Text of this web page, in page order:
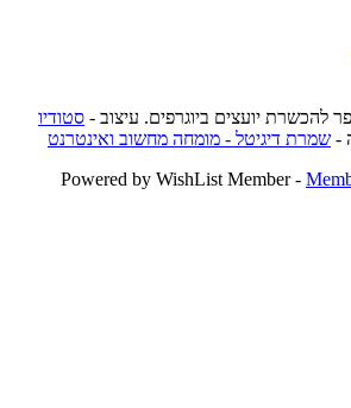
סטודיו
- שמרת דיגיטל - מומחה מחשוב ואינטרנט
Powered by WishList Member -